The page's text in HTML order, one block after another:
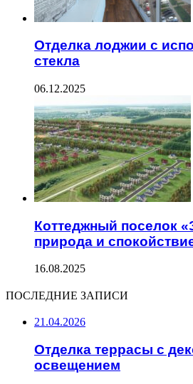
Отделка лоджии с
стекла
06.12.2025
Коттеджный поселок
природа и
16.08.2025
ПОСЛЕДНИЕ ЗАПИСИ
21.04.2026
Отделка террасы с
освещением